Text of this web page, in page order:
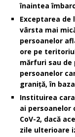
înaintea
Exceptarea de
vârsta mai
persoanelor
ore pe
mărfuri sau de
persoanelor
graniță, în
Instituirea
ai persoanelor
CoV-2, dacă
zile ulterioare